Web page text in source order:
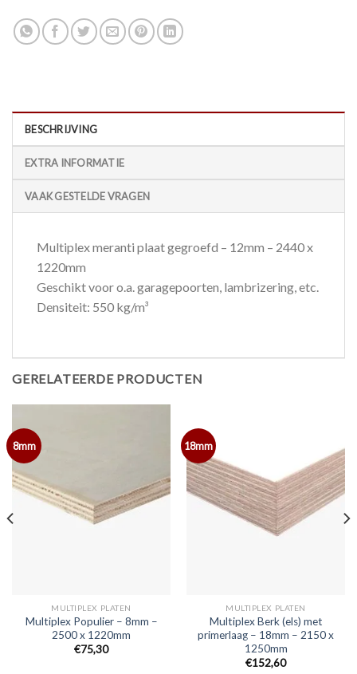
BESCHRIJVING
EXTRA INFORMATIE
VAAK GESTELDE VRAGEN
Multiplex meranti plaat gegroefd – 12mm – 2440 x
1220mm
Geschikt voor o.a. garagepoorten, lambrizering, etc.
Densiteit: 550 kg/m³
GERELATEERDE PRODUCTEN
8mm
MULTIPLEX PLATEN
Multiplex Populier – 8mm –
2500 x 1220mm
€75,30
18mm
MULTIPLEX PLATEN
Multiplex Berk (els) met
primerlaag – 18mm – 2150 x
1250mm
€152,60